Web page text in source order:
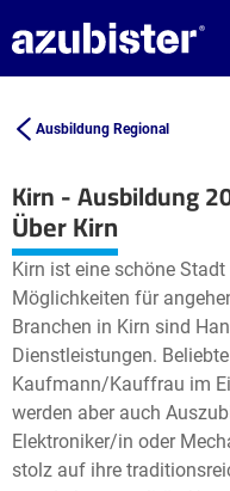
Ausbildung Regional
Kirn - Ausbildung
+
−
Über Kirn
Kirn ist eine schöne
Möglichkeiten für
Branchen in Kirn sind
Dienstleistungen.
Kaufmann/Kauffrau im
werden aber auch
Elektroniker/in oder
stolz auf ihre